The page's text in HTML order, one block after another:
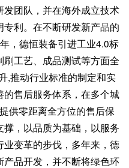
团队，并在海外成立技术
利。在不断研发新产品的
，德恒装备引进工业4.0标
工艺、成品测试等方面全
,推动行业标准的制定和实
售后服务体系，在多个城
供零距离全方位的售后保
，以品质为基础，以服务
变革的步伐，多年来，德
品开发，并不断将绿色环